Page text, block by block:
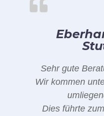
Sehr gute
Wir kommen
Dies führte